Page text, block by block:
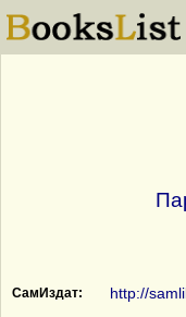
СамИздат: http://